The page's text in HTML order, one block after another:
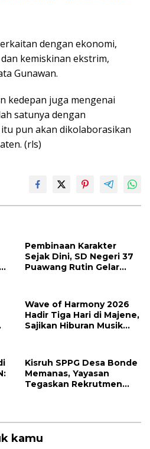
dengan ekonomi,
kemiskinan ekstrim,
Gunawan.
kedepan juga mengenai
satunya dengan
pun akan dikolaborasikan
(rls)
Pembinaan Karakter
Sejak Dini, SD Negeri 37
Puawang Rutin Gelar
Wave of Harmony 2026
Hadir Tiga Hari di Majene,
Sajikan Hiburan Musik
Kisruh SPPG Desa Bonde
Memanas, Yayasan
Tegaskan Rekrutmen
kamu